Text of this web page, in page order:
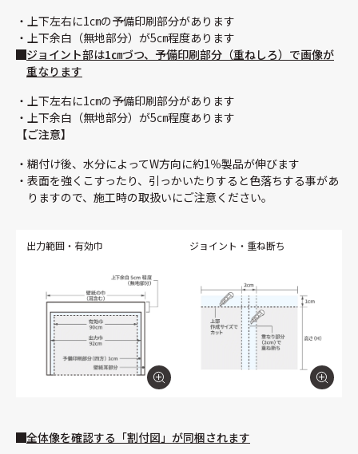
上下左右に1㎝の予備印刷部分があります
上下余白（無地部分）が5㎝程度あります
ジョイント部は1㎝づつ、予備印刷部分（重ねしろ）で画像が
重なります
上下左右に1㎝の予備印刷部分があります
上下余白（無地部分）が5㎝程度あります
【ご注意】
糊付け後、水分によってW方向に約1％製品が伸びます
表面を強くこすったり、引っかいたりすると色落ちする事があ
りますので、施工時の取扱いにご注意ください。
出力範囲・有効巾 ジョイント・重ね断ち
全体像を確認する「割付図」が同梱されます